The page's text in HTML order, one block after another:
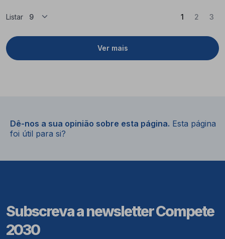
Listar
Ver mais
1 (Atual)
2 3
Dê-nos a sua opinião sobre esta página. Esta página
foi útil para si?
Subscreva a newsletter Compete
2030